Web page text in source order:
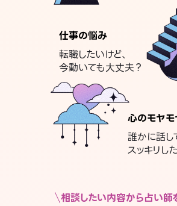
仕事の悩み
転職したいけど、
今動いても大丈夫？
心のモヤモ
誰かに話し
スッキリし
相談したい内容から占い師